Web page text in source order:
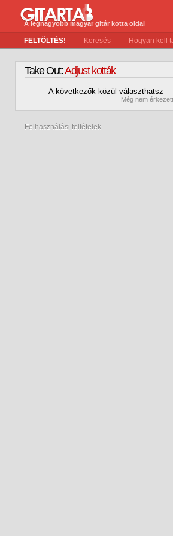
A legnagyobb magyar gitár kotta oldal
FELTÖLTÉS! Keresés Hogyan kell
Take Out:Adjust kották
A következők közül választhatsz
Még nem
Felhasználási feltételek